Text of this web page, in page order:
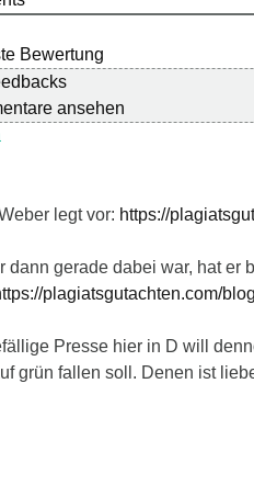
Bewertung
ansehen
legt vor: https://
dann gerade dabei war, hat er
plagiatsgutachten.com/
Presse hier in D will
grün fallen soll. Denen ist